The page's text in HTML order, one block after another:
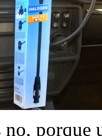
no,